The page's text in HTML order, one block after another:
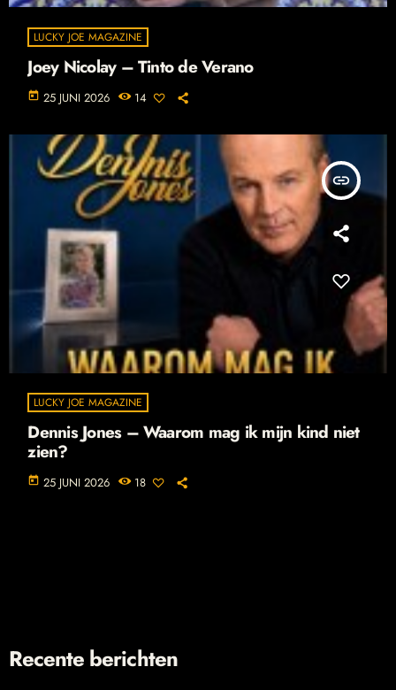
LUCKY JOE MAGAZINE
Joey Nicolay – Tinto de Verano
today 25 JUNI 2026 14
insert_link
LUCKY JOE MAGAZINE
Dennis Jones – Waarom mag ik mijn kind niet
zien?
today 25 JUNI 2026 18
Recente berichten